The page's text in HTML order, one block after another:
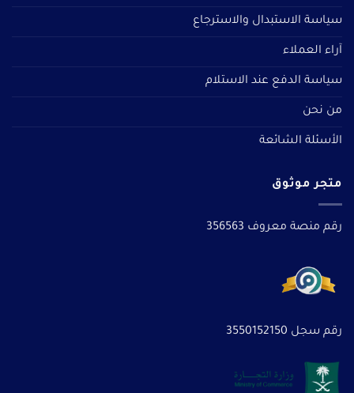
سياسة الاستبدال والاسترجاع
آراء العملاء
سياسة الدفع عند الاستلام
من نحن
الأسئلة الشائعة
متجر موثوق
رقم منصة معروف 356563
رقم سجل 3550152150